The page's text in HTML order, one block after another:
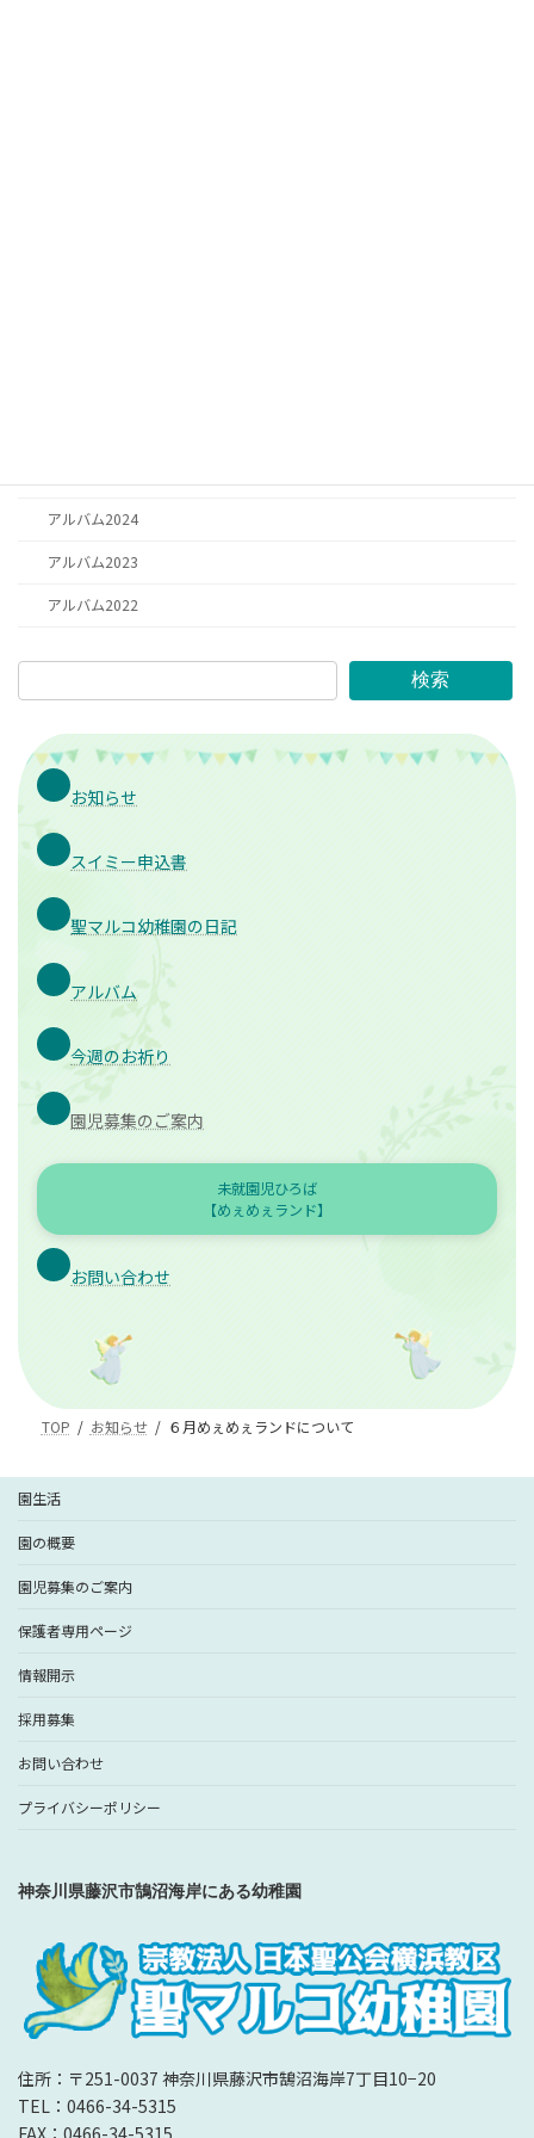
アルバム2024
アルバム2023
アルバム2022
検索
お知らせ
スイミー申込書
聖マルコ幼稚園の日記
アルバム
今週のお祈り
園児募集のご案内
未就園児ひろば
【めぇめぇランド】
お問い合わせ
TOP お知らせ ６月めぇめぇランドについて
園生活
園の概要
園児募集のご案内
保護者専用ページ
情報開示
採用募集
お問い合わせ
プライバシーポリシー
神奈川県藤沢市鵠沼海岸にある幼稚園
住所：〒251-0037 神奈川県藤沢市鵠沼海岸7丁目10−20
TEL：0466-34-5315